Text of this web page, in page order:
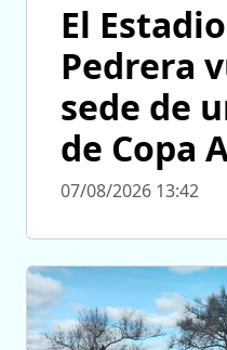
El
Pedrera
sede de
de Copa
07/08/2026 13:42